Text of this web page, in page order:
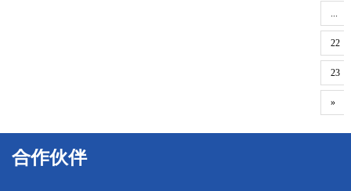
...
22
23
»
合作伙伴